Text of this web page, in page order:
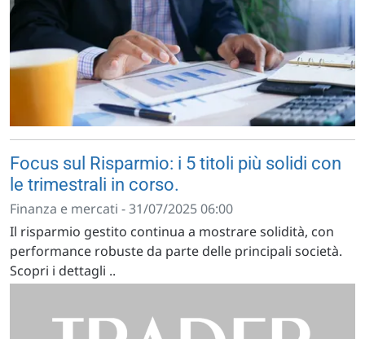
Focus sul Risparmio: i 5 titoli più solidi con
le trimestrali in corso.
Finanza e mercati - 31/07/2025 06:00
Il risparmio gestito continua a mostrare solidità, con
performance robuste da parte delle principali società.
Scopri i dettagli ..